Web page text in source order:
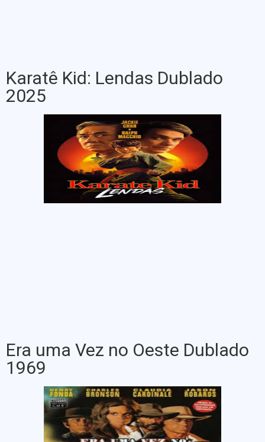
Karatê Kid: Lendas Dublado
2025
Era uma Vez no Oeste Dublado
1969